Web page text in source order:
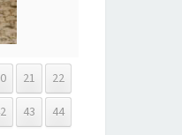
21
22
43
44